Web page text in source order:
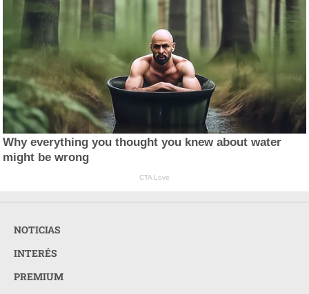
Why everything you thought you knew about water
might be wrong
CTA Love
NOTICIAS
INTERÉS
PREMIUM